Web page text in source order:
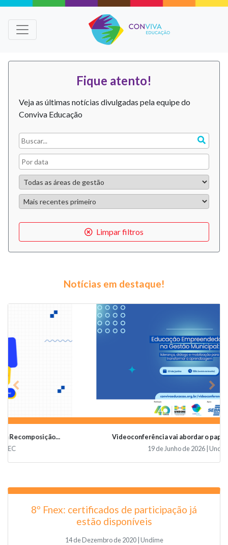
Fique atento!
Veja as últimas notícias divulgadas pela equipe do
Conviva Educação
Limpar filtros
Notícias em destaque!
Videoconferência vai abordar o papel da educaçã...
19 de Junho de 2026 | Undime
Previous
8º Fnex: certificados de participação já
estão disponíveis
14 de Dezembro de 2020 | Undime